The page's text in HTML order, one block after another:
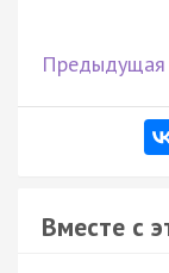
Предыдущая
Вместе с